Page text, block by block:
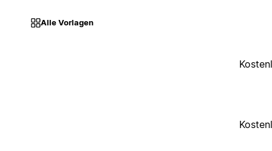
Alle Vorlagen